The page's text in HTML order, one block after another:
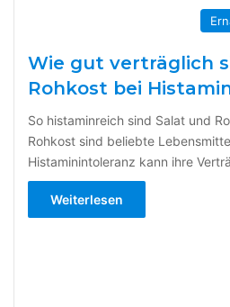
Wie gut verträglich
Rohkost bei
So histaminreich sind Salat und
Rohkost sind beliebte
Histaminintoleranz kann ihre
Weiterlesen